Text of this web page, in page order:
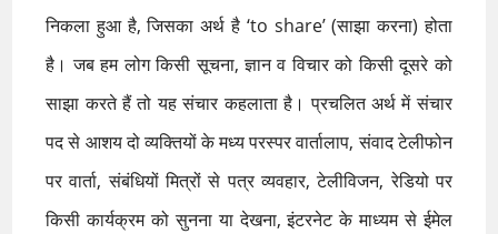
निकला हुआ है, जिसका अर्थ है ‘to share’ (साझा करना) होता
है। जब हम लोग किसी सूचना, ज्ञान व विचार को किसी दूसरे को
साझा करते हैं तो यह संचार कहलाता है। प्रचलित अर्थ में संचार
पद से आशय दो व्यक्तियों के मध्य परस्पर वार्तालाप, संवाद टेलीफोन
पर वार्ता, संबंधियों मित्रों से पत्र व्यवहार, टेलीविजन, रेडियो पर
किसी कार्यक्रम को सुनना या देखना, इंटरनेट के माध्यम से ईमेल